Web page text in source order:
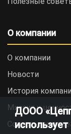
О компании
О компании
Новости
История
Миссия и
Социальная
ДООО